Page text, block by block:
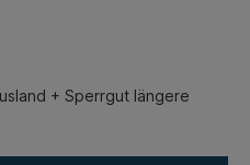
+ Sperrgut längere